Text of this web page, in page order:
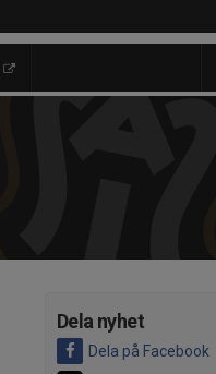
Dela nyhet
Dela på Facebook